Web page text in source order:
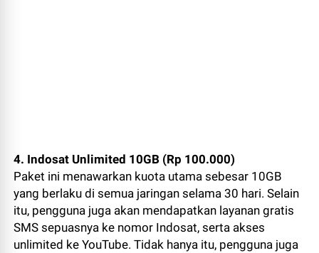
4. Indosat Unlimited 10GB (Rp 100.000)
Paket ini menawarkan kuota utama sebesar 10GB
yang berlaku di semua jaringan selama 30 hari. Selain
itu, pengguna juga akan mendapatkan layanan gratis
SMS sepuasnya ke nomor Indosat, serta akses
unlimited ke YouTube. Tidak hanya itu, pengguna juga